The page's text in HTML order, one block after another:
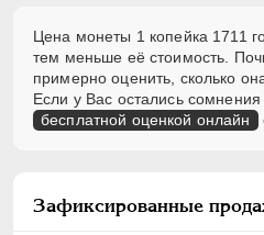
Цена монеты 1 копейка 1711
тем меньше её стоимость.
примерно оценить, сколько
Если у Вас остались
бесплатной оценкой онлайн
Зафиксированные